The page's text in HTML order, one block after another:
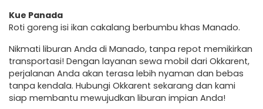
Kue Panada
Roti goreng isi ikan cakalang berbumbu khas Manado.
Nikmati liburan Anda di Manado, tanpa repot memikirkan
transportasi! Dengan layanan sewa mobil dari Okkarent,
perjalanan Anda akan terasa lebih nyaman dan bebas
tanpa kendala. Hubungi Okkarent sekarang dan kami
siap membantu mewujudkan liburan impian Anda!